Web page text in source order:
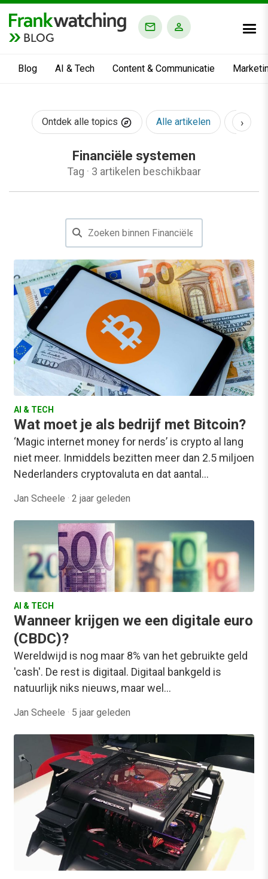
BLOG
Blog AI & Tech Content & Communicatie
Ontdek alle topics Alle artikelen AI &
›
Financiële systemen
Tag · 3 artikelen beschikbaar
AI & TECH
Wat moet je als bedrijf met Bitcoin?
‘Magic internet money for nerds’ is crypto al lang
niet meer. Inmiddels bezitten meer dan 2.5 miljoen
Nederlanders cryptovaluta en dat aantal…
Jan Scheele · 2 jaar geleden
AI & TECH
Wanneer krijgen we een digitale euro
(CBDC)?
Wereldwijd is nog maar 8% van het gebruikte geld
'cash'. De rest is digitaal. Digitaal bankgeld is
natuurlijk niks nieuws, maar wel…
Jan Scheele · 5 jaar geleden